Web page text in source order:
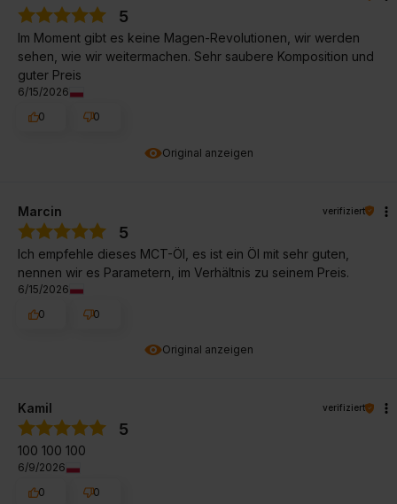
Original anzeigen
5
Im Moment gibt es keine Magen-Revolutionen, wir werden
sehen, wie wir weitermachen. Sehr saubere Komposition und
guter Preis
6/15/2026
0
0
Original anzeigen
Marcin verifiziert
5
Ich empfehle dieses MCT-Öl, es ist ein Öl mit sehr guten,
nennen wir es Parametern, im Verhältnis zu seinem Preis.
6/15/2026
0
0
Kamil verifiziert
5
100 100 100
6/9/2026
0
0